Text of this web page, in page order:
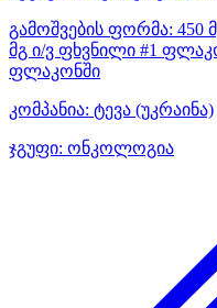
გამოშვების ფორმა: 450
მგ ი/ვ ფხვნილი #1
ფლაკონში
კომპანია: ტევა (უკრაინა)
ჯგუფი: ონკოლოგია